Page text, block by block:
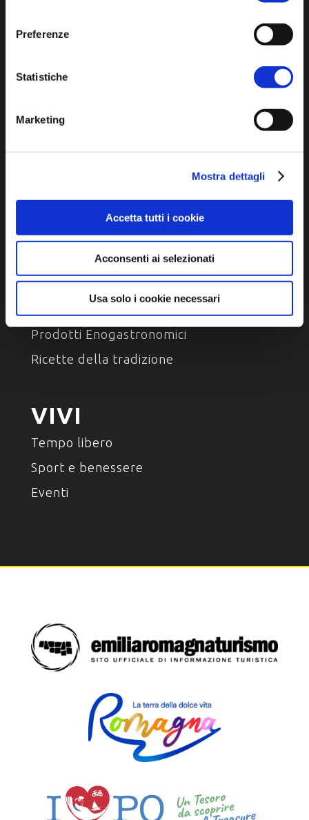
Preferenze
Statistiche
Marketing
Mostra dettagli
Accetta tutti i cookie
Acconsenti ai selezionati
Usa solo i cookie necessari
SCOPRI
Ambiente e natura
ASSAPORA
Prodotti Enogastronomici
Ricette della tradizione
VIVI
Tempo libero
Sport e benessere
Eventi